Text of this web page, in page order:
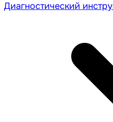
Диагностический